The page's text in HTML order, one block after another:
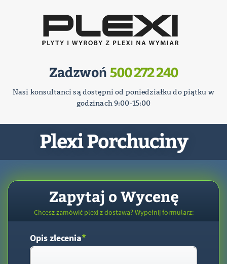
Zadzwoń 500 272 240
Nasi konsultanci są dostępni od poniedziałku do piątku w
godzinach 9:00-15:00
Plexi Porchuciny
Zapytaj o Wycenę
Chcesz zamówić plexi z dostawą? Wypełnij formularz:
Opis zlecenia*